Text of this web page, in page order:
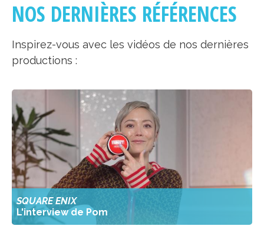
NOS DERNIÈRES RÉFÉRENCES
Inspirez-vous avec les vidéos de nos dernières
productions :
SQUARE ENIX
L'interview de Pom